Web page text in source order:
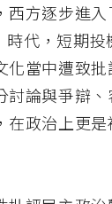
方逐步進
代，短期
當中遭致
論與爭辯
政治上更